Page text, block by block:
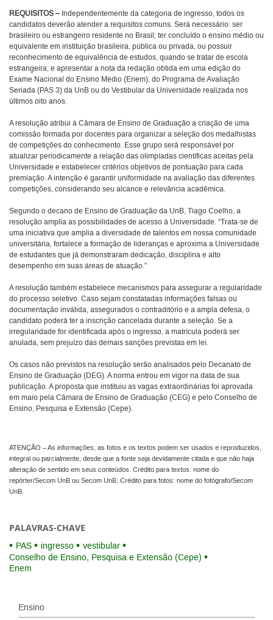
REQUISITOS –Independentemente da categoria de ingresso, todos os
candidatos deverão atender a requisitos comuns. Será necessário: ser
brasileiro ou estrangeiro residente no Brasil; ter concluído o ensino médio ou
equivalente em instituição brasileira, pública ou privada, ou possuir
reconhecimento de equivalência de estudos, quando se tratar de escola
estrangeira; e apresentar a nota da redação obtida em uma edição do
Exame Nacional do Ensino Médio (Enem), do Programa de Avaliação
Seriada (PAS 3) da UnB ou do Vestibular da Universidade realizada nos
últimos oito anos.
A resolução atribui à Câmara de Ensino de Graduação a criação de uma
comissão formada por docentes para organizar a seleção dos medalhistas
de competições do conhecimento. Esse grupo será responsável por
atualizar periodicamente a relação das olimpíadas científicas aceitas pela
Universidade e estabelecer critérios objetivos de pontuação para cada
premiação. A intenção é garantir uniformidade na avaliação das diferentes
competições, considerando seu alcance e relevância acadêmica.
Segundo o decano de Ensino de Graduação da UnB, Tiago Coelho, a
resolução amplia as possibilidades de acesso à Universidade. “Trata-se de
uma iniciativa que amplia a diversidade de talentos em nossa comunidade
universitária, fortalece a formação de lideranças e aproxima a Universidade
de estudantes que já demonstraram dedicação, disciplina e alto
desempenho em suas áreas de atuação."
A resolução também estabelece mecanismos para assegurar a regularidade
do processo seletivo. Caso sejam constatadas informações falsas ou
documentação inválida, assegurados o contraditório e a ampla defesa, o
candidato poderá ter a inscrição cancelada durante a seleção. Se a
irregularidade for identificada após o ingresso, a matrícula poderá ser
anulada, sem prejuízo das demais sanções previstas em lei.
Os casos não previstos na resolução serão analisados pelo Decanato de
Ensino de Graduação (DEG). A norma entrou em vigor na data de sua
publicação. A proposta que instituiu as vagas extraordinárias foi aprovada
em maio pela Câmara de Ensino de Graduação (CEG) e pelo Conselho de
Ensino, Pesquisa e Extensão (Cepe).
ATENÇÃO – As informações, as fotos e os textos podem ser usados e reproduzidos,
integral ou parcialmente, desde que a fonte seja devidamente citada e que não haja
alteração de sentido em seus conteúdos. Crédito para textos: nome do
repórter/Secom UnB ou Secom UnB. Crédito para fotos: nome do fotógrafo/Secom
UnB.
PALAVRAS-CHAVE
PAS ingresso
vestibular
Conselho de Ensino, Pesquisa e Extensão (Cepe)
Enem
Ensino